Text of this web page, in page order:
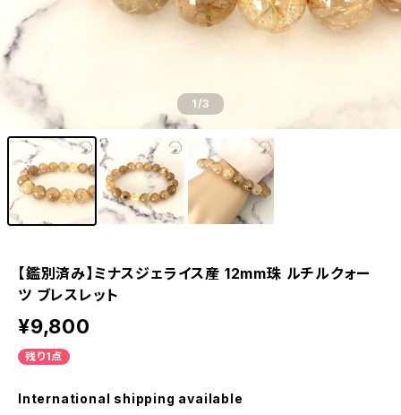
1/3
【鑑別済み】ミナスジェライス産 12mm珠 ルチルクォー
ツ ブレスレット
¥9,800
残り1点
International shipping available